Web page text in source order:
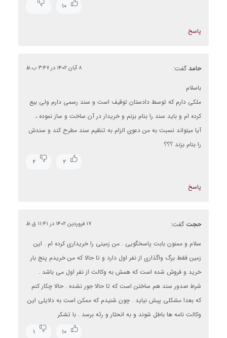
۱۰
پاسخ
حامد گفت: ۸ آبان ۱۴۰۲ در ۳:۴۷ ب.ظ
باسلام
ملکی دارم که توسط دادستان توقیف است و سند رسمی دارم ولی بیع
کرده ام و باید سند را بنام بزنم و خریدار در آن ساخت و ساز نموده ،
آیا میتواند نسبت به من دعوی الزام به تنظیم سند مطرح کند و سندش
را بنام بزند ؟؟؟
۲
۲
پاسخ
حجت گفت: ۱۷ فروردین ۱۴۰۲ در ۱۱:۴۱ ق.ظ
سلام و ممنون بابت پاسخگویی . من زمینی را خریداری کرده ام . این
زمین فقط برگ واگذاری از نفر اول دارد و تا حالا که من خریدم پنج بار
خرید و فروش شده است که همش به وکالت از نفر اول می باشد .
شرط صدور سند هم ساختن است که تا حالا جور نشده . حالا چکار کنم
که بعدا مشکلی پیش نیاید . چون شنیدم که ممکن است به دلایلی این
وکالت نامه ها باطل شوند و به انحثار و رثه برسد . با تشکر
۱۰
۱